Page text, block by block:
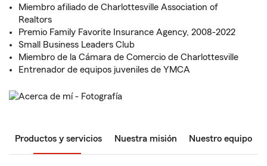
Miembro afiliado de Charlottesville Association of
Realtors
Premio Family Favorite Insurance Agency, 2008-2022
Small Business Leaders Club
Miembro de la Cámara de Comercio de Charlottesville
Entrenador de equipos juveniles de YMCA
Productos y servicios Nuestra misión Nuestro equipo